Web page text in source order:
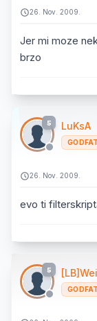
26. Nov. 2009.
Jer mi moze
brzo
5 LuKsA
26. Nov. 2009.
evo ti
5